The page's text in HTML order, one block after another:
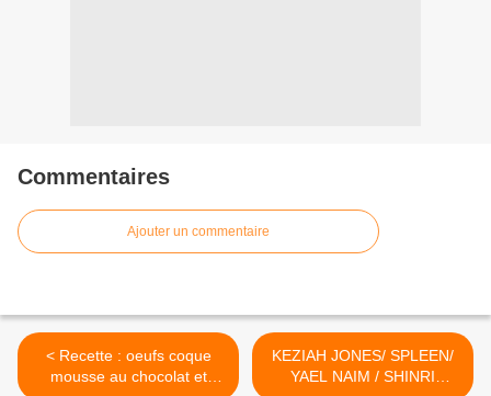
Commentaires
Ajouter un commentaire
< Recette : oeufs coque
mousse au chocolat et
KEZIAH JONES/ SPLEEN/
YAEL NAIM / SHINRI